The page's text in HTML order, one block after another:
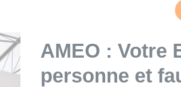
AMEO : Votre
personne et